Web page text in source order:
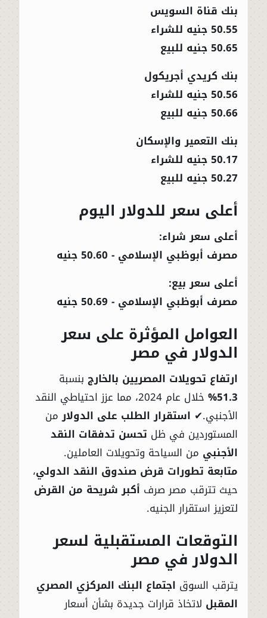
بنك قناة السويس
50.55 جنيه للشراء
50.65 جنيه للبيع
بنك كريدي أجريكول
50.56 جنيه للشراء
50.66 جنيه للبيع
بنك التعمير والإسكان
50.17 جنيه للشراء
50.27 جنيه للبيع
أعلى سعر للدولار اليوم
أعلى سعر شراء:
مصرف أبوظبي الإسلامي - 50.60 جنيه
أعلى سعر بيع:
مصرف أبوظبي الإسلامي - 50.69 جنيه
العوامل المؤثرة على سعر
الدولار في مصر
ارتفاع تحويلات المصريين بالخارج بنسبة
51.3%
خلال عام 2024، مما عزز احتياطي النقد
الأجنبي.✔ استقرار الطلب على الدولارمن
المستوردين في ظل تحسن تدفقات النقد
الأجنبي من السياحة وتحويلات العاملين.
متابعة تطورات قرض صندوق النقد الدولي،
حيث تترقب مصر صرف أكبر شريحة من القرض
لتعزيز استقرار الجنيه.
التوقعات المستقبلية لسعر
الدولار في مصر
يترقب السوق اجتماع البنك المركزي المصري
المقبل لاتخاذ قرارات جديدة بشأن أسعار